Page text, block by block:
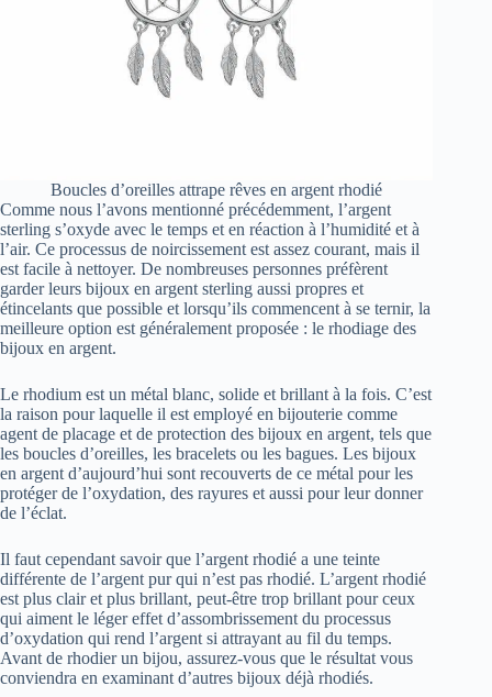
Boucles d’oreilles attrape rêves en argent rhodié
Comme nous l’avons mentionné précédemment, l’argent
sterling s’oxyde avec le temps et en réaction à l’humidité et à
l’air. Ce processus de noircissement est assez courant, mais il
est facile à nettoyer. De nombreuses personnes préfèrent
garder leurs bijoux en argent sterling aussi propres et
étincelants que possible et lorsqu’ils commencent à se ternir, la
meilleure option est généralement proposée : le rhodiage des
bijoux en argent.
Le rhodium est un métal blanc, solide et brillant à la fois. C’est
la raison pour laquelle il est employé en bijouterie comme
agent de placage et de protection des bijoux en argent, tels que
les boucles d’oreilles, les bracelets ou les bagues. Les bijoux
en argent d’aujourd’hui sont recouverts de ce métal pour les
protéger de l’oxydation, des rayures et aussi pour leur donner
de l’éclat.
Il faut cependant savoir que l’argent rhodié a une teinte
différente de l’argent pur qui n’est pas rhodié. L’argent rhodié
est plus clair et plus brillant, peut-être trop brillant pour ceux
qui aiment le léger effet d’assombrissement du processus
d’oxydation qui rend l’argent si attrayant au fil du temps.
Avant de rhodier un bijou, assurez-vous que le résultat vous
conviendra en examinant d’autres bijoux déjà rhodiés.